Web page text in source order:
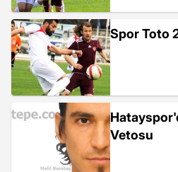
Spor Toto
Vetosu